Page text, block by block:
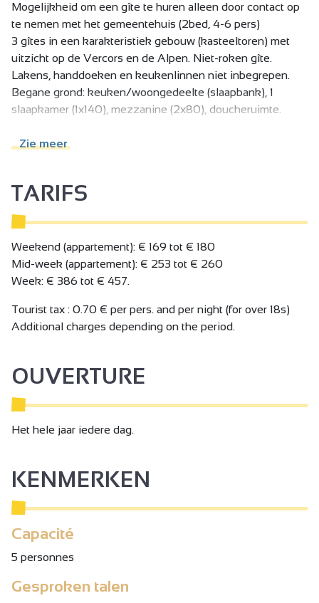
Mogelijkheid om een gîte te huren alleen door contact op
te nemen met het gemeentehuis (2bed, 4-6 pers)
3 gîtes in een karakteristiek gebouw (kasteeltoren) met
uitzicht op de Vercors en de Alpen. Niet-roken gîte.
Lakens, handdoeken en keukenlinnen niet inbegrepen.
Begane grond: keuken/woongedeelte (slaapbank), 1
slaapkamer (1x140), mezzanine (2x80), doucheruimte.
Zie meer
TARIFS
Weekend (appartement): € 169 tot € 180
Mid-week (appartement): € 253 tot € 260
Week: € 386 tot € 457.
Tourist tax : 0.70 € per pers. and per night (for over 18s)
Additional charges depending on the period.
OUVERTURE
Het hele jaar iedere dag.
KENMERKEN
Capacité
5 personnes
Gesproken talen